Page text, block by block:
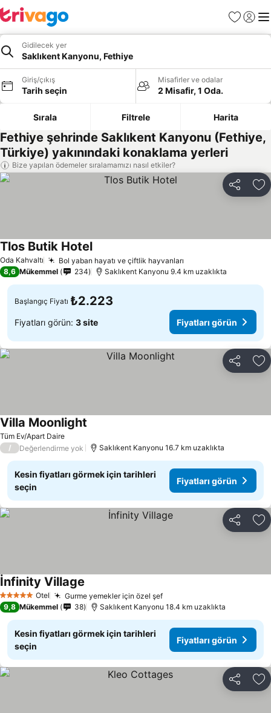
Favoriler
Giriş
Gidilecek yer
Saklıkent Kanyonu, Fethiye
Giriş/çıkış
Tarih seçin
Misafirler ve odalar
2 Misafir, 1 Oda.
Sırala Filtrele Harita
Fethiye şehrinde Saklıkent Kanyonu (Fethiye,
Türkiye) yakınındaki konaklama yerleri
Bize yapılan ödemeler sıralamamızı nasıl etkiler?
Paylaş
Oda Kahvaltı Bol yaban hayatı ve çiftlik hayvanları
Tlos Butik HotelFiyatları görün
8,6 Mükemmel 234 Saklıkent Kanyonu 9.4 km uzaklıkta
Başlangıç Fiyatı ₺2.223
Fiyatları görün: 3 site Fiyatları görün
Paylaş
Tüm Ev/Apart Daire
Villa Moonlight
/ Değerlendirme yok Saklıkent Kanyonu 16.7 km uzaklıkta
Kesin fiyatları görmek için tarihleri
seçin
Fiyatları görün
Paylaş
5 Yıldız Otel Gurme yemekler için özel şefFiyatları görün
İnfinity Village
9,8 Mükemmel 38 Saklıkent Kanyonu 18.4 km uzaklıkta
Kesin fiyatları görmek için tarihleri
seçin
Fiyatları görün
Paylaş